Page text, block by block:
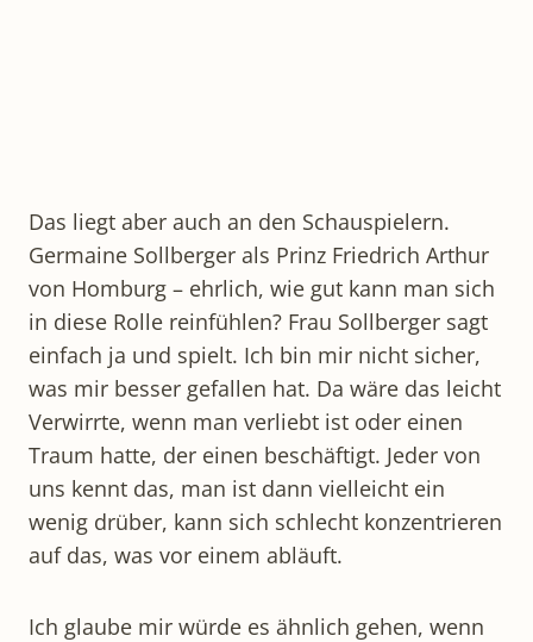
Das liegt aber auch an den Schauspielern.
Germaine Sollberger als Prinz Friedrich Arthur
von Homburg – ehrlich, wie gut kann man sich
in diese Rolle reinfühlen? Frau Sollberger sagt
einfach ja und spielt. Ich bin mir nicht sicher,
was mir besser gefallen hat. Da wäre das leicht
Verwirrte, wenn man verliebt ist oder einen
Traum hatte, der einen beschäftigt. Jeder von
uns kennt das, man ist dann vielleicht ein
wenig drüber, kann sich schlecht konzentrieren
auf das, was vor einem abläuft.
Ich glaube mir würde es ähnlich gehen, wenn